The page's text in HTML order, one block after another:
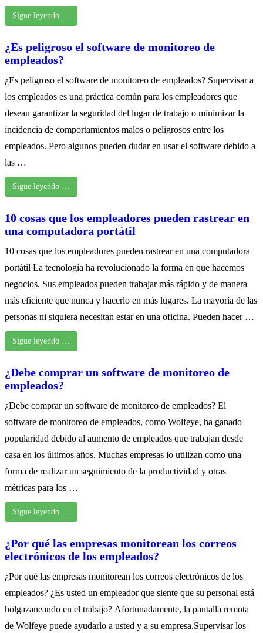
Sigue leyendo …
¿Es peligroso el software de monitoreo de
empleados?
¿Es peligroso el software de monitoreo de empleados? Supervisar a
los empleados es una práctica común para los empleadores que
desean garantizar la seguridad del lugar de trabajo o minimizar la
incidencia de comportamientos malos o peligrosos entre los
empleados. Pero algunos pueden dudar en usar el software debido a
las …
Sigue leyendo …
10 cosas que los empleadores pueden rastrear en
una computadora portátil
10 cosas que los empleadores pueden rastrear en una computadora
portátil La tecnología ha revolucionado la forma en que hacemos
negocios. Sus empleados pueden trabajar más rápido y de manera
más eficiente que nunca y hacerlo en más lugares. La mayoría de las
personas ni siquiera necesitan estar en una oficina. Pueden hacer …
Sigue leyendo …
¿Debe comprar un software de monitoreo de
empleados?
¿Debe comprar un software de monitoreo de empleados? El
software de monitoreo de empleados, como Wolfeye, ha ganado
popularidad debido al aumento de empleados que trabajan desde
casa en los últimos años. Muchas empresas lo utilizan como una
forma de realizar un seguimiento de la productividad y otras
métricas para los …
Sigue leyendo …
¿Por qué las empresas monitorean los correos
electrónicos de los empleados?
¿Por qué las empresas monitorean los correos electrónicos de los
empleados? ¿Es usted un empleador que siente que su personal está
holgazaneando en el trabajo? Afortunadamente, la pantalla remota
de Wolfeye puede ayudarlo a usted y a su empresa.Supervisar los